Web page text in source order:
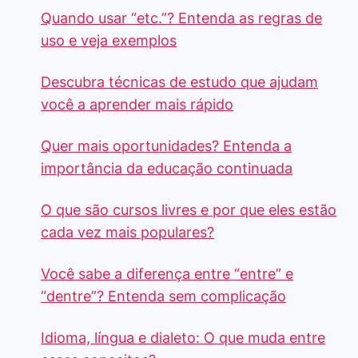
Quando usar “etc.”? Entenda as regras de
uso e veja exemplos
Descubra técnicas de estudo que ajudam
você a aprender mais rápido
Quer mais oportunidades? Entenda a
importância da educação continuada
O que são cursos livres e por que eles estão
cada vez mais populares?
Você sabe a diferença entre “entre” e
“dentre”? Entenda sem complicação
Idioma, língua e dialeto: O que muda entre